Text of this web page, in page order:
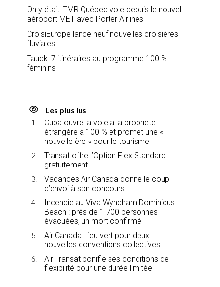
On y était: TMR Québec vole depuis le nouvel
aéroport MET avec Porter Airlines
CroisiEurope lance neuf nouvelles croisières
fluviales
Tauck: 7 itinéraires au programme 100 %
féminins
Les plus lus
Cuba ouvre la voie à la propriété
étrangère à 100 % et promet une «
nouvelle ère » pour le tourisme
Transat offre l’Option Flex Standard
gratuitement
Vacances Air Canada donne le coup
d’envoi à son concours
Incendie au Viva Wyndham Dominicus
Beach : près de 1 700 personnes
évacuées, un mort confirmé
Air Canada : feu vert pour deux
nouvelles conventions collectives
Air Transat bonifie ses conditions de
flexibilité pour une durée limitée